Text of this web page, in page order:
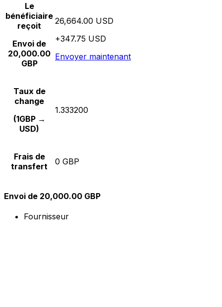
Le
bénéficiaire
reçoit
Envoi de
20,000.00
GBP
26,664.00 USD
+347.75 USD
Envoyer maintenant
Taux de
change
(1GBP →
USD)
1.333200
Frais de
transfert
0 GBP
Envoi de 20,000.00 GBP
Fournisseur